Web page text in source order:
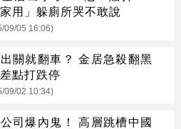
用」躲廁所哭不敢說
09/05 16:06)
關就翻車？ 金居急殺翻黑
點打跌停
09/02 10:34)
公司爆內鬼！ 高層跳槽中國